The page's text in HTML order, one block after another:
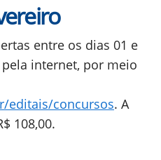
entre os dias 01 e
internet, por meio
editais/concursos. A
108,00.